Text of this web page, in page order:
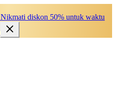
Nikmati diskon 50% untuk waktu